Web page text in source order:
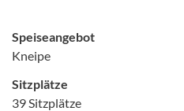
Speiseangebot
Kneipe
Sitzplätze
39 Sitzplätze